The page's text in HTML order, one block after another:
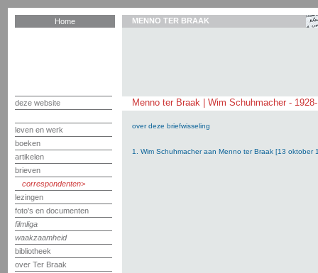
Home
deze website
leven en werk
boeken
artikelen
brieven
correspondenten
lezingen
foto's en documenten
filmliga
waakzaamheid
bibliotheek
over Ter Braak
MENNO TER BRAAK
Menno ter Braak | Wim Schuhmacher -
over deze briefwisseling
1. Wim Schuhmacher aan Menno ter Braak [13 oktober